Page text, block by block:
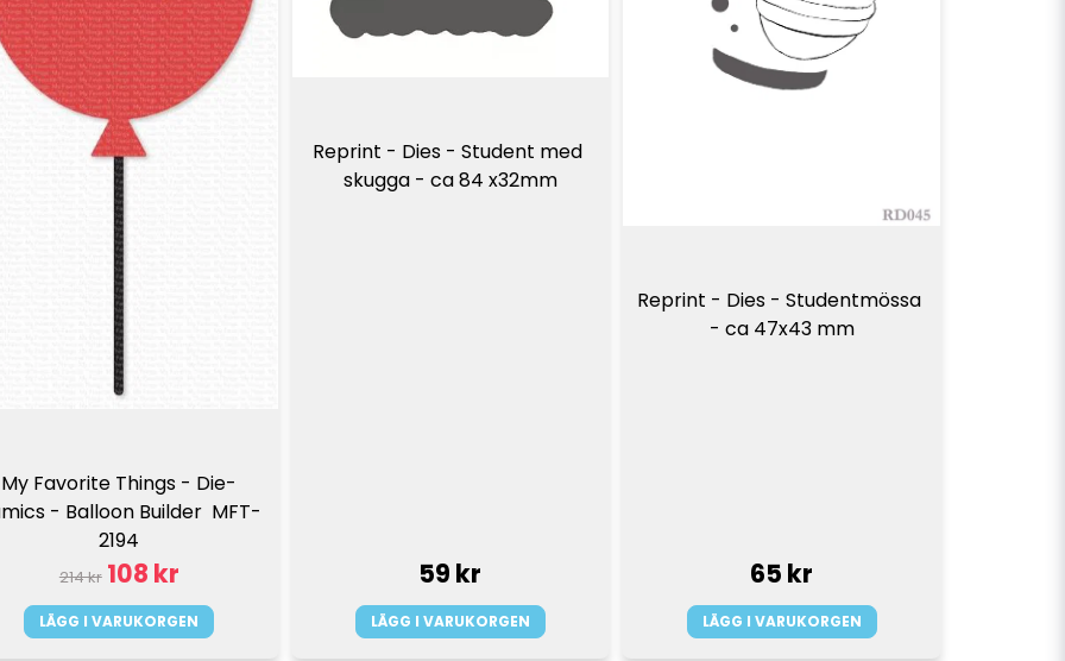
My Favorite Things - Die-
- Balloon Builder  MFT-
2194
214 kr 108 kr
LÄGG I VARUKORGEN
Reprint - Dies - Student med
skugga - ca 84 x32mm
59 kr
LÄGG I VARUKORGEN
Reprint - Dies - Studentmössa
- ca 47x43 mm
65 kr
LÄGG I VARUKORGEN